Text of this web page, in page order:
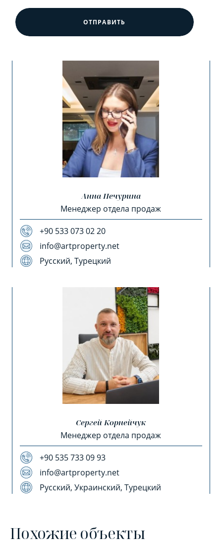
ОТПРАВИТЬ
Анна Печурина
Менеджер отдела продаж
+90 533 073 02 20
info@artproperty.net
Русский, Турецкий
Сергей Корнейчук
Менеджер отдела продаж
+90 535 733 09 93
info@artproperty.net
Русский, Украинский, Турецкий
Похожие объекты